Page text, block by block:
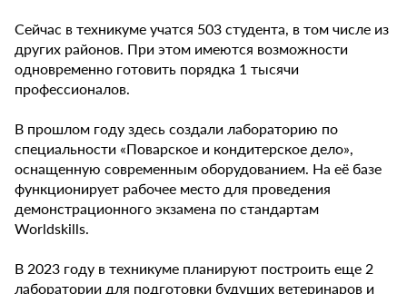
Сейчас в техникуме учатся 503 студента, в том числе из
других районов. При этом имеются возможности
одновременно готовить порядка 1 тысячи
профессионалов.
В прошлом году здесь создали лабораторию по
специальности «Поварское и кондитерское дело»,
оснащенную современным оборудованием. На её базе
функционирует рабочее место для проведения
демонстрационного экзамена по стандартам
Worldskills.
В 2023 году в техникуме планируют построить еще 2
лаборатории для подготовки будущих ветеринаров и